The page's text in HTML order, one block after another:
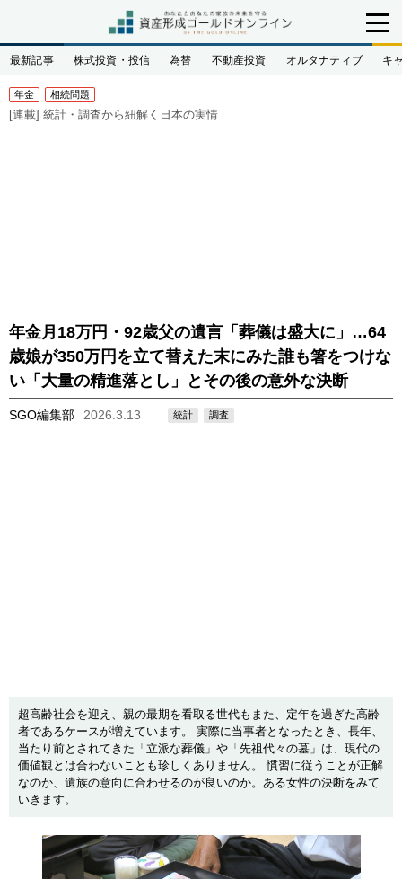
最新記事 株式投資・投信 為替 不動産投資 オルタナティブ キ
年金 相続問題
[連載] 統計・調査から紐解く日本の実情
年金月18万円・92歳父の遺言「葬儀は盛大に」…64
歳娘が350万円を立て替えた末にみた誰も箸をつけな
い「大量の精進落とし」とその後の意外な決断
SGO編集部 2026.3.13 統計 調査
超高齢社会を迎え、親の最期を看取る世代もまた、定年を過ぎた高齢
者であるケースが増えています。 実際に当事者となったとき、長年、
当たり前とされてきた「立派な葬儀」や「先祖代々の墓」は、現代の
価値観とは合わないことも珍しくありません。 慣習に従うことが正解
なのか、遺族の意向に合わせるのが良いのか。ある女性の決断をみて
いきます。